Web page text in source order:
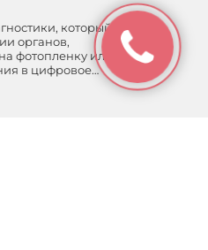
который
органов,
фотопленку или на
в цифровое…